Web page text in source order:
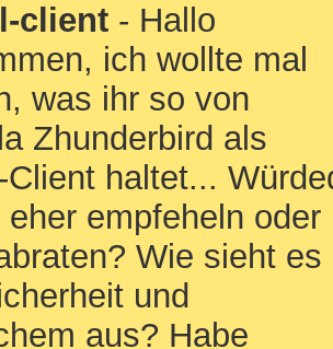
client - Hallo
ich wollte mal
was ihr so von
Zhunderbird als
Client haltet...
eher empfeheln oder
Wie sieht es
und
aus? Habe